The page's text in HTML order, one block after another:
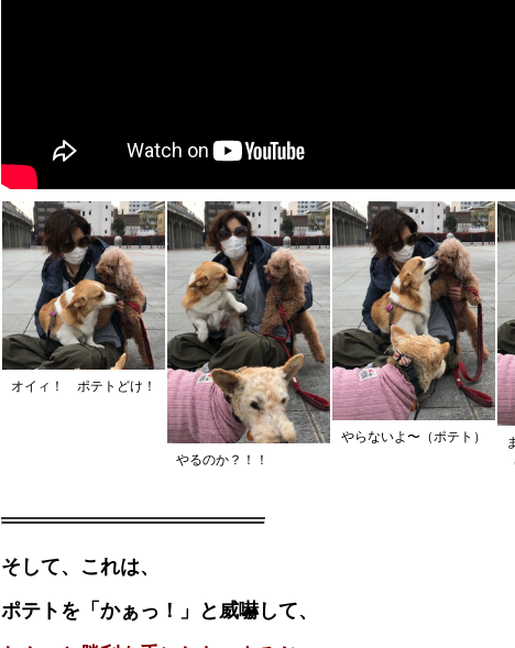
オイィ！ ポテトどけ！
やるのか？！！
やらないよ〜（ポテト）
そして、これは、
ポテトを「かぁっ！」と威嚇して、